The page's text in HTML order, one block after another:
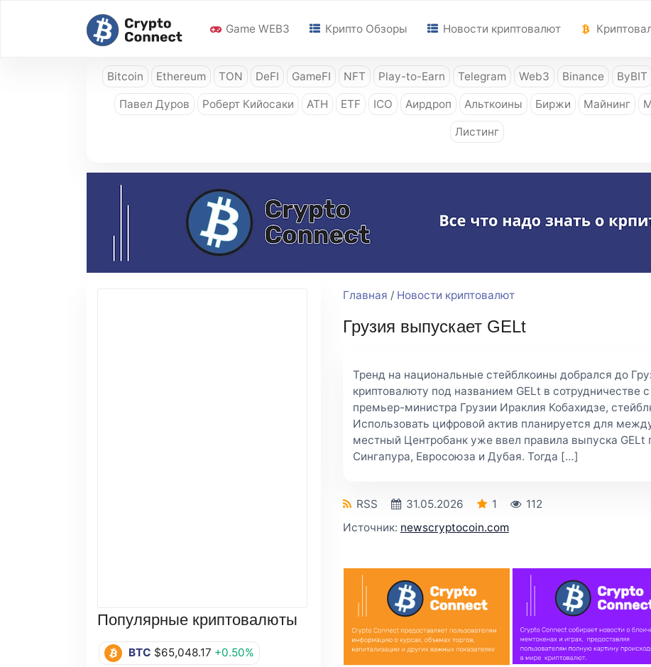
Game WEB3 Крипто Обзоры Новости криптовалют
Bitcoin Ethereum TON DeFI GameFI NFT Play-to-Earn Telegram Web3 Binance ByBIT
Павел Дуров Роберт Кийосаки ATH ETF ICO Аирдроп Альткоины Биржи Майнинг
Листинг
Популярные криптовалюты
BTC $65,048.17 +0.50%
Главная / Новости криптовалют
Грузия выпускает GELt
Тренд на национальные стейблкоины добрался до
криптовалюту под названием GELt в сотрудничестве
премьер-министра Грузии Ираклия Кобахидзе,
Использовать цифровой актив планируется для
местный Центробанк уже ввел правила выпуска
Сингапура, Евросоюза и Дубая. Тогда […]
RSS 31.05.2026 1
112
Источник: newscryptocoin.com